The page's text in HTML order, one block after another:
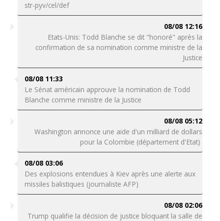
str-pyv/cel/def
08/08 12:16
Etats-Unis: Todd Blanche se dit "honoré" après la
confirmation de sa nomination comme ministre de la
Justice
08/08 11:33
Le Sénat américain approuve la nomination de Todd
Blanche comme ministre de la Justice
08/08 05:12
Washington annonce une aide d'un milliard de dollars
pour la Colombie (département d'Etat)
08/08 03:06
Des explosions entendues à Kiev après une alerte aux
missiles balistiques (journaliste AFP)
08/08 02:06
Trump qualifie la décision de justice bloquant la salle de